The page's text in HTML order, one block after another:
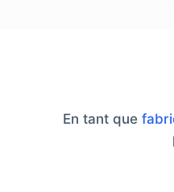
En tant que